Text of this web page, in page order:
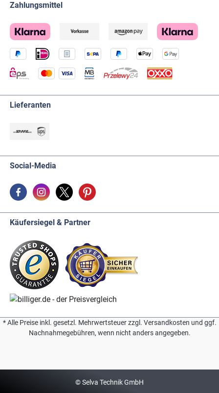
Zahlungsmittel
Lieferanten
Social-Media
Käufersiegel & Partner
* Alle Preise inkl. gesetzl. Mehrwertsteuer zzgl. Versandkosten und ggf.
Nachnahmegebühren, wenn nicht anders angegeben.
© Selva Technik GmbH